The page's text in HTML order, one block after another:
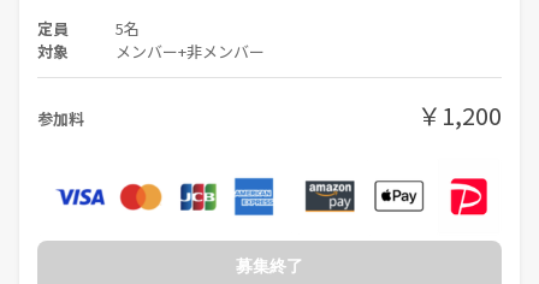
定員 5名
対象 メンバー+非メンバー
参加料 ￥1,200
募集終了